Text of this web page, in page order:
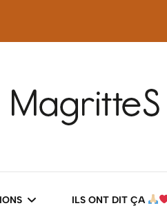
ILS ONT DIT ÇA